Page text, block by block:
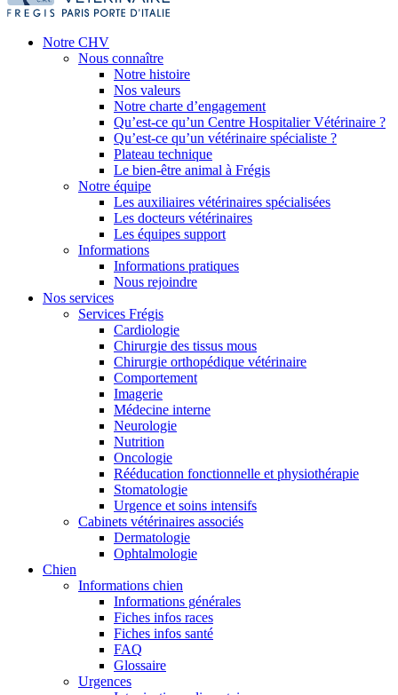
Notre CHV
Nous connaître
Notre histoire
Nos valeurs
Notre charte d’engagement
Qu’est-ce qu’un Centre Hospitalier Vétérinaire ?
Qu’est-ce qu’un vétérinaire spécialiste ?
Plateau technique
Le bien-être animal à Frégis
Notre équipe
Les auxiliaires vétérinaires spécialisées
Les docteurs vétérinaires
Les équipes support
Informations
Informations pratiques
Nous rejoindre
Nos services
Services Frégis
Cardiologie
Chirurgie des tissus mous
Chirurgie orthopédique vétérinaire
Comportement
Imagerie
Médecine interne
Neurologie
Nutrition
Oncologie
Rééducation fonctionnelle et physiothérapie
Stomatologie
Urgence et soins intensifs
Cabinets vétérinaires associés
Dermatologie
Ophtalmologie
Chien
Informations chien
Informations générales
Fiches infos races
Fiches infos santé
FAQ
Glossaire
Urgences